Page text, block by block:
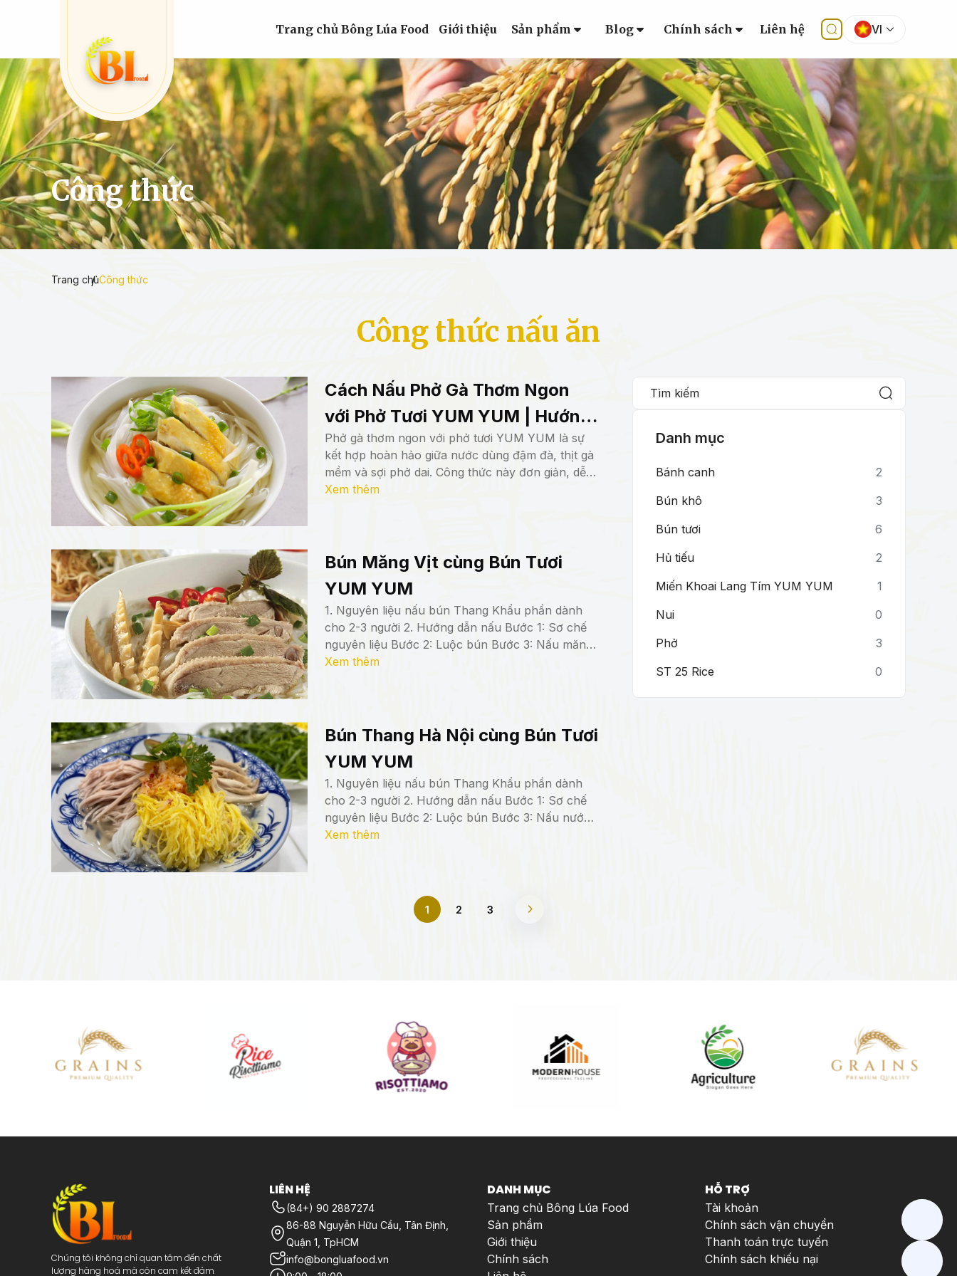
Trang chủ Bông Lúa Food Giới thiệu Sản phẩm Blog Chính sách Liên hệ VI
Công thức
Trang chủCông thức
Công thức nấu ăn
Cách Nấu Phở Gà Thơm Ngon
với Phở Tươi YUM YUM | Hướng
Dẫn Phở Gà Chuẩn Vị Việt
Phở gà thơm ngon với phở tươi YUM YUM là sự
kết hợp hoàn hảo giữa nước dùng đậm đà, thịt gà
mềm và sợi phở dai. Công thức này đơn giản, dễ
thực hiện, mang đến cho bạn một bữa ăn trọn vị,
Xem thêm
Bún Măng Vịt cùng Bún Tươi
YUM YUM
1. Nguyên liệu nấu bún Thang Khẩu phần dành
cho 2-3 người 2. Hướng dẫn nấu Bước 1: Sơ chế
nguyên liệu Bước 2: Luộc bún Bước 3: Nấu măng
Bước 4: Nấu nước dùng Bước 5: Hoàn thiện món
Xem thêm
Bún Thang Hà Nội cùng Bún Tươi
YUM YUM
1. Nguyên liệu nấu bún Thang Khẩu phần dành
cho 2-3 người 2. Hướng dẫn nấu Bước 1: Sơ chế
nguyên liệu Bước 2: Luộc bún Bước 3: Nấu nước
dùng Bước 4: Làm chả trứng: Bước 5: Hoàn thiện
Xem thêm
Danh mục
Bánh canh
2
Bún khô
3
Bún tươi
6
Hủ tiếu
2
Miến Khoai Lang Tím YUM YUM
1
Nui
0
Phở
3
ST 25 Rice
0
1 2 3
Chúng tôi không chỉ quan tâm đến chất
lượng hàng hoá mà còn cam kết đảm
LIÊN HỆ
(84+) 90 2887274
86-88 Nguyễn Hữu Cầu, Tân Định,
Quận 1, TpHCM
info@bongluafood.vn
DANH MỤC
Trang chủ Bông Lúa Food
Sản phẩm
Giới thiệu
Chính sách
HỖ TRỢ
Tài khoản
Chính sách vận chuyển
Thanh toán trực tuyến
Chính sách khiếu nại